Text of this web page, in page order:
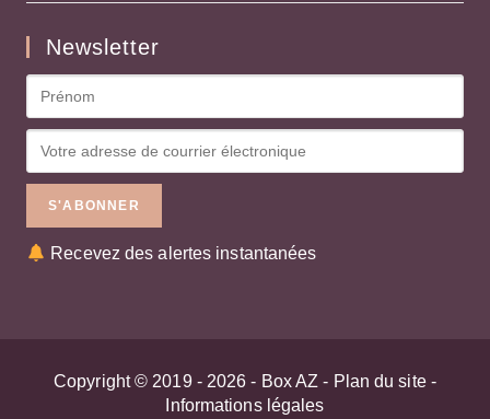
Newsletter
Recevez des alertes instantanées
Copyright © 2019 - 2026 - Box AZ - Plan du site-
Informations légales